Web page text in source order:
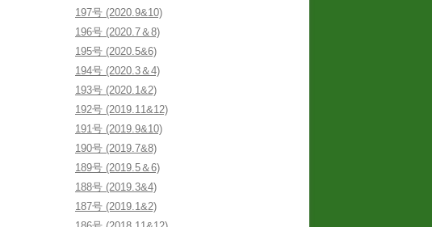
197号 (2020.9&10)
196号 (2020.7＆8)
195号 (2020.5&6)
194号 (2020.3＆4)
193号 (2020.1&2)
192号 (2019.11&12)
191号 (2019.9&10)
190号 (2019.7&8)
189号 (2019.5＆6)
188号 (2019.3&4)
187号 (2019.1&2)